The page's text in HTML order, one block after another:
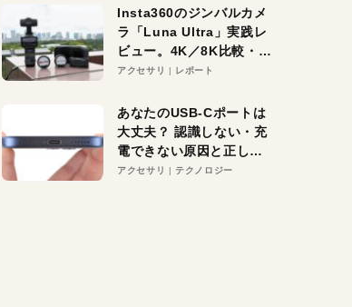
る未来はすぐそこ！
Insta360のジンバルカメ
ラ「Luna Ultra」実践レ
ビュー。4K／8K比較・ズ
ーム・夜間撮影をチェッ
アクセサリ レポート
あなたのUSB-Cポートは
大丈夫？ 認識しない・充
電できない原因と正しい
対策
アクセサリ テクノロジー